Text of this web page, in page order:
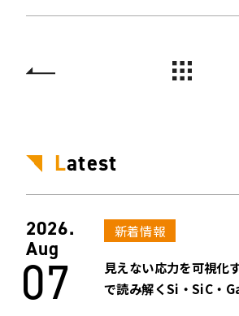
Latest
2026.
Aug
07
新着情報
見えない応力を可視化
で読み解くSi・SiC・